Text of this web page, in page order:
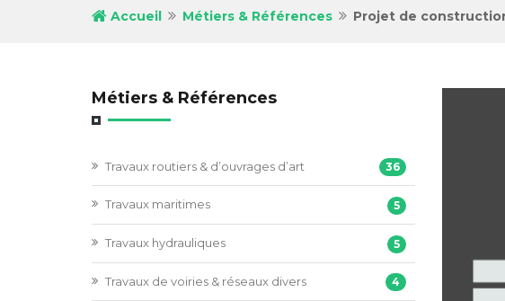
Accueil Métiers & Références Projet de
Métiers & Références
Travaux routiers & d’ouvrages d’art 36
Travaux maritimes 5
Travaux hydrauliques 5
Travaux de voiries & réseaux divers 4